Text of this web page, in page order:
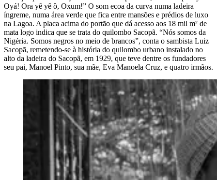
Oyá! Ora yê yê ô, Oxum!” O som ecoa da curva numa ladeira
íngreme, numa área verde que fica entre mansões e prédios de luxo
na Lagoa. A placa acima do portão que dá acesso aos 18 mil m² de
mata logo indica que se trata do quilombo Sacopã. “Nós somos da
Nigéria. Somos negros no meio de brancos”, conta o sambista Luiz
Sacopã, remetendo-se à história do quilombo urbano instalado no
alto da ladeira do Sacopã, em 1929, que teve dentre os fundadores
seu pai, Manoel Pinto, sua mãe, Eva Manoela Cruz, e quatro irmãos.